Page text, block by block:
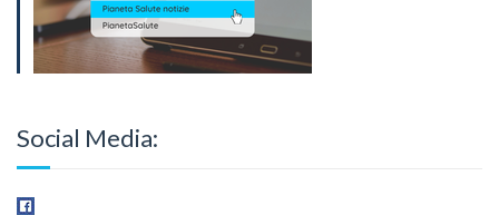
Social Media: